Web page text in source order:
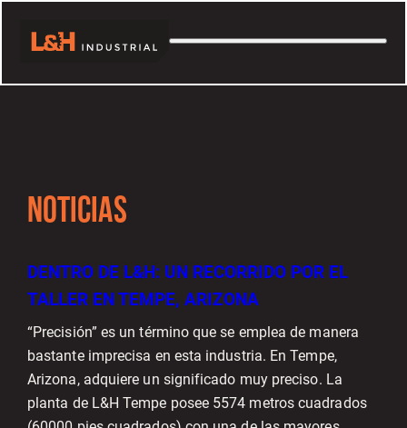
NOTICIAS
DENTRO DE L&H: UN RECORRIDO POR EL
TALLER EN TEMPE, ARIZONA
“Precisión” es un término que se emplea de manera
bastante imprecisa en esta industria. En Tempe,
Arizona, adquiere un significado muy preciso. La
planta de L&H Tempe posee 5574 metros cuadrados